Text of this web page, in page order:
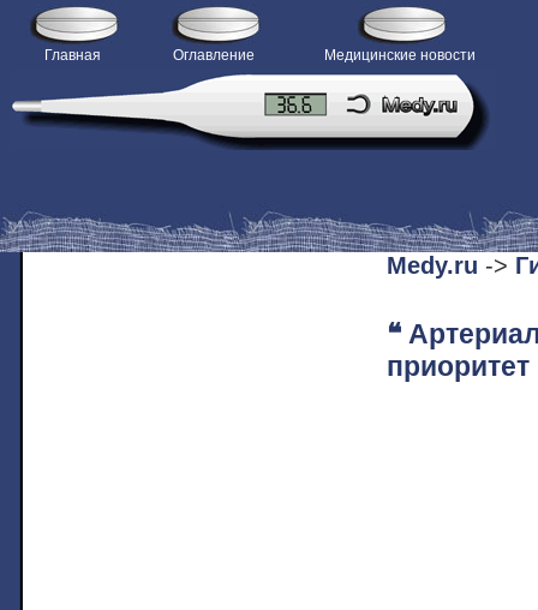
Главная Оглавление Медицинские новости
Medy.ru ->
❝